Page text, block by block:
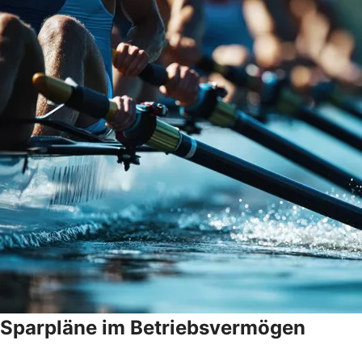
Sparpläne im Betriebsvermögen